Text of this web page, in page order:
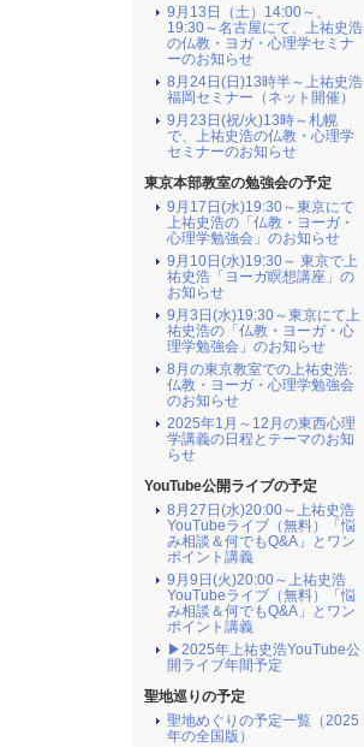
9月13日（土）14:00～、
19:30～名古屋にて、上祐史浩
の仏教・ヨガ・心理学セミナ
ーのお知らせ
8月24日(日)13時半～上祐史浩
福岡セミナー（ネット開催）
9月23日(祝/火)13時～札幌
で、上祐史浩の仏教・心理学
セミナーのお知らせ
東京本部教室の勉強会の予定
9月17日(水)19:30～東京にて
上祐史浩の「仏教・ヨーガ・
心理学勉強会」のお知らせ
9月10日(水)19:30～ 東京で上
祐史浩「ヨーガ瞑想講座」の
お知らせ
9月3日(水)19:30～東京にて上
祐史浩の「仏教・ヨーガ・心
理学勉強会」のお知らせ
8月の東京教室での上祐史浩:
仏教・ヨーガ・心理学勉強会
のお知らせ
2025年1月～12月の東西心理
学講義の日程とテーマのお知
らせ
YouTube公開ライブの予定
8月27日(水)20:00～上祐史浩
YouTubeライブ（無料）「悩
み相談＆何でもQ&A」とワン
ポイント講義
9月9日(火)20:00～上祐史浩
YouTubeライブ（無料）「悩
み相談＆何でもQ&A」とワン
ポイント講義
▶2025年上祐史浩YouTube公
開ライブ年間予定
聖地巡りの予定
聖地めぐりの予定一覧（2025
年の全国版）